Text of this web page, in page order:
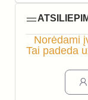
Norėdami
Tai padeda